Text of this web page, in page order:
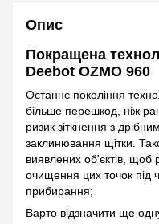
Опис
Покращена
Deebot OZMO 960
Останнє покоління
більше перешкод, ніж
ризик зіткнення з
заклинювання щітки.
виявлених об'єктів, щоб
очищення цих точок під
прибирання;
Варто відзначити ще